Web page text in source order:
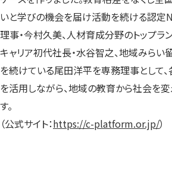
いと学びの機会を届け活動を続ける認定
理事・今村久美、人材育成分野のトップラ
キャリア初代社長・水谷智之、地域みら
を続けている尾田洋平を専務理事として
を活用しながら、地域の教育から社会を
す。
（公式サイト：https://c-platform.or.jp/）